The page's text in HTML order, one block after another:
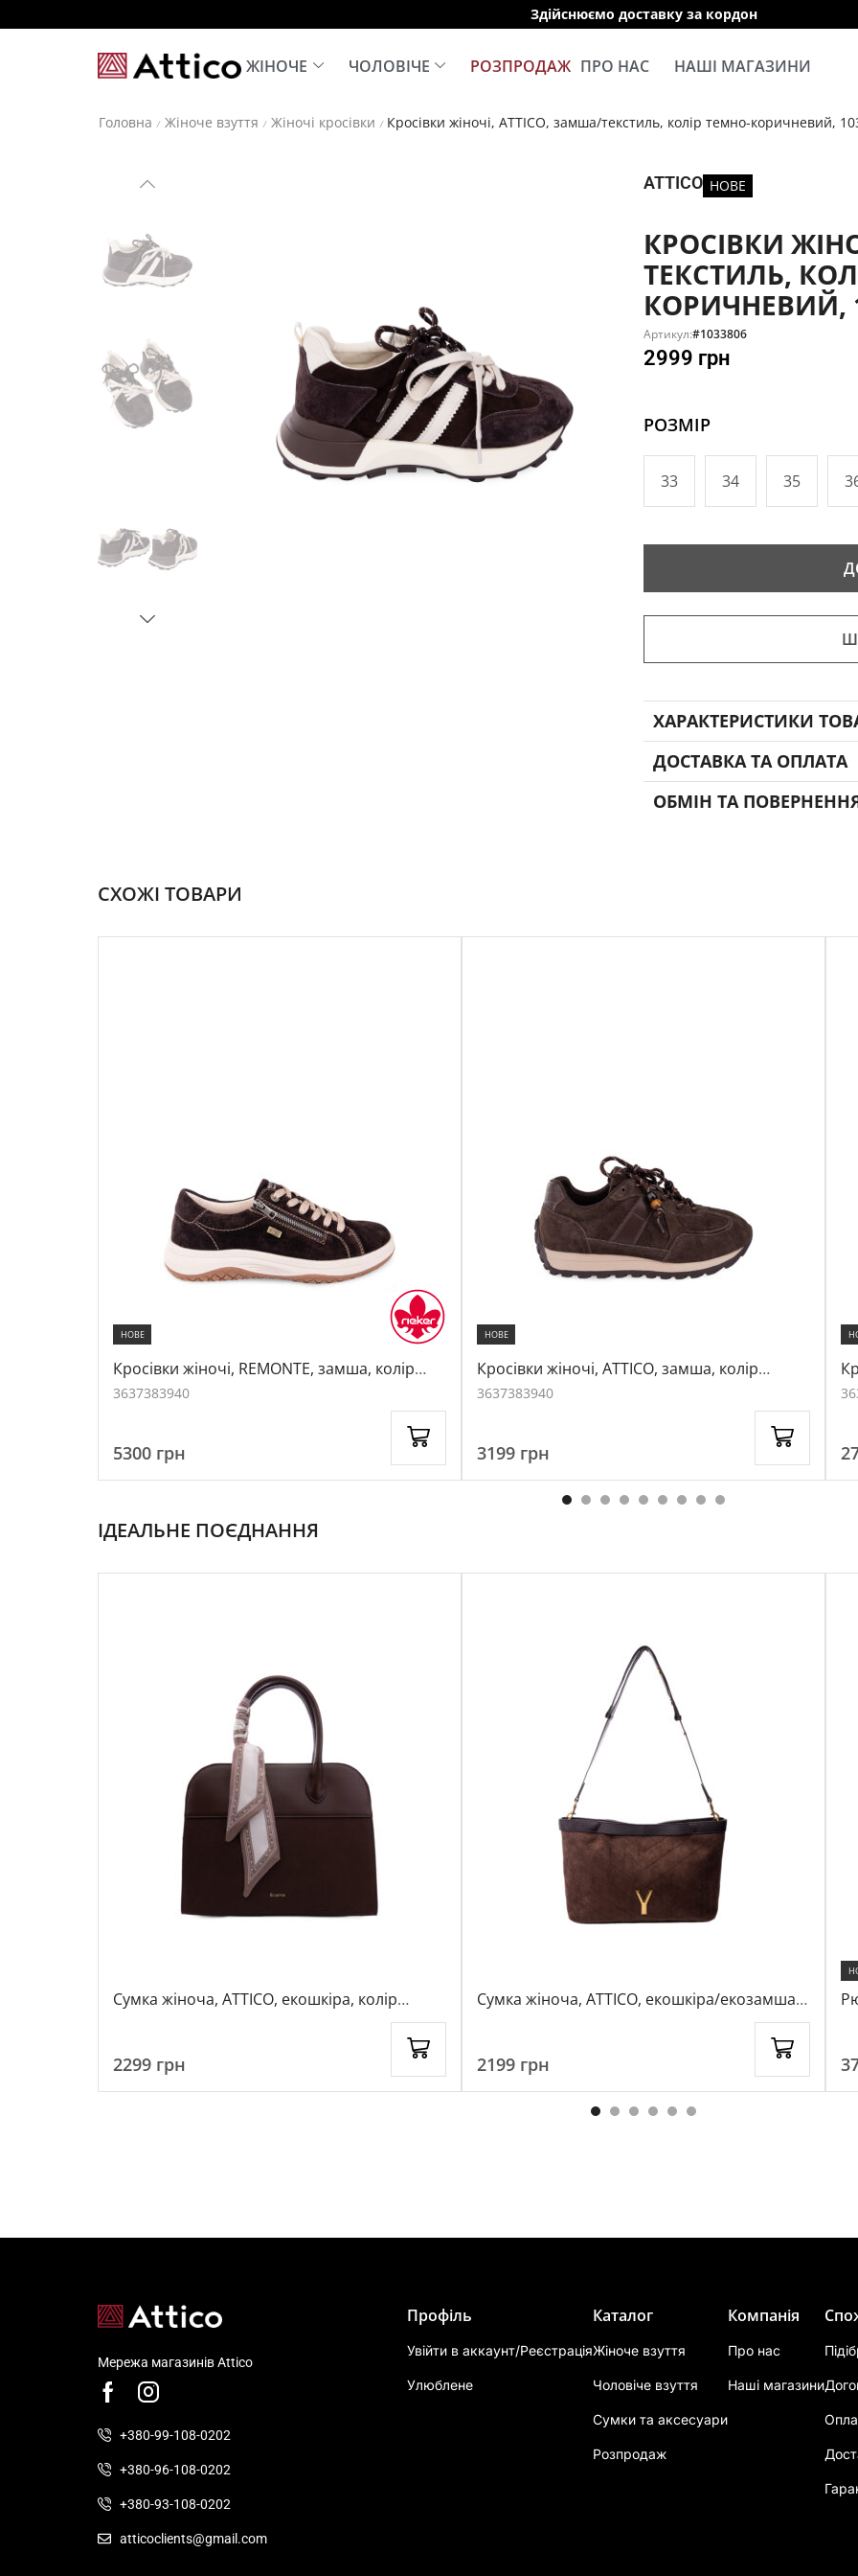
Здійснюємо доставку за кордон
ЖІНОЧЕ ЧОЛОВІЧЕ РОЗПРОДАЖ ПРО НАС НАШІ МАГАЗИНИ
Головна / Жіноче взуття / Жіночі кросівки / Кросівки жіночі, ATTICO, замша/текстиль, колір темно-коричневий,
ATTICO НОВЕ
КРОСІВКИ
ТЕКСТИЛЬ,
КОРИЧНЕВИЙ,
Артикул:#1033806
2999 грн
РОЗМІР
33 34 35
ХАРАКТЕРИСТИКИ
ДОСТАВКА ТА ОПЛАТА
ОБМІН ТА
СХОЖІ ТОВАРИ
НОВЕ
Кросівки жіночі, REMONTE, замша, колір
темно-коричневий, 1062402
3637383940
5300 грн
НОВЕ
Кросівки жіночі, ATTICO, замша, колір
коричневий, 1059446
3637383940
3199 грн
36
ІДЕАЛЬНЕ ПОЄДНАННЯ
Сумка жіноча, ATTICO, екошкіра, колір
2299 грн
Сумка жіноча, ATTICO, екошкіра/екозамша,
2199 грн
Мережа магазинів Attico
+380-99-108-0202
+380-96-108-0202
+380-93-108-0202
atticoclients@gmail.com
Профіль
Увійти в аккаунт/Реєстрація
Улюблене
Каталог
Жіноче взуття
Чоловіче взуття
Сумки та аксесуари
Розпродаж
Компанія
Про нас
Наші магазини